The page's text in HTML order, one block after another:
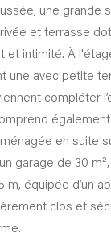
une grande
et terrasse
et intimité. À
une avec petite
compléter
en suite
garage de 30
m, équipée d’un
clos et